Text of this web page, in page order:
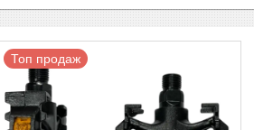
Топ продаж